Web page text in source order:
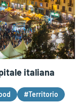
italiana
#Territorio